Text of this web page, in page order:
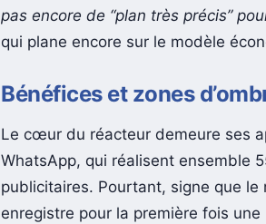
pas encore de “plan très précis”
qui plane encore sur le modèle
Bénéfices et zones
Le cœur du réacteur demeure ses
WhatsApp, qui réalisent ensemble
publicitaires. Pourtant, signe que le
enregistre pour la première fois